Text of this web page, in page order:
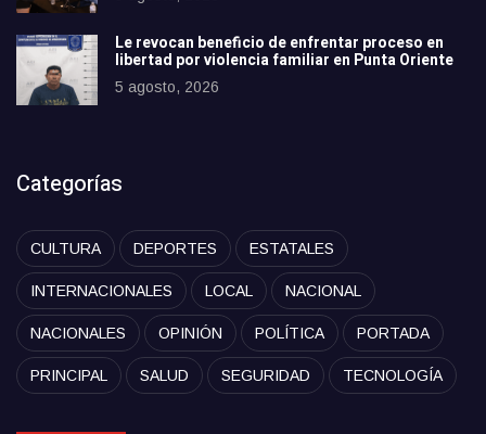
Le revocan beneficio de enfrentar proceso en
libertad por violencia familiar en Punta Oriente
5 agosto, 2026
Categorías
CULTURA DEPORTES ESTATALES
INTERNACIONALES LOCAL NACIONAL
NACIONALES OPINIÓN POLÍTICA PORTADA
PRINCIPAL SALUD SEGURIDAD TECNOLOGÍA